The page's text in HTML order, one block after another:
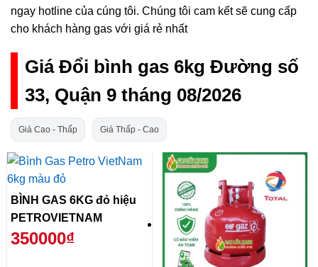
ngay hotline của cúng tôi. Chúng tôi cam kết sẽ cung cấp
cho khách hàng gas với giá rẻ nhất
Giá Đổi bình gas 6kg Đường số
33, Quận 9 tháng 08/2026
Giá Cao - Thấp Giá Thấp - Cao
BÌNH GAS 6KG đỏ hiệu
PETROVIETNAM
350000₫